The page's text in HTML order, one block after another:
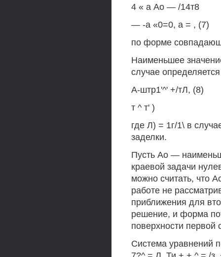
4 « а Ао — /14т8
— -а «0=0, а = , (7)
по форме
Наименьшее
случае
А-штр1'^' +/тЛ, (8)
т ^ т' )
где Л) = 1г/1\ в
заделки.
Пусть Ао —
краевой задачи
можно считать, что
работе не
приближения для
решение, и форма
поверхности первой
Система уравнений